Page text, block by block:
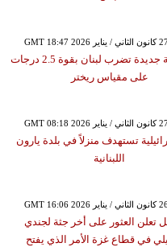
هزة أرضية جديدة تضرب لبنان بقوة 2.5 درجات
على مقياس ريختر
تستهدف منزلاً في بلدة يارون
اللبنانية
تعلن العثور على أخر جثة لجندي
في قطاع غزة الأمر الذي يفتح